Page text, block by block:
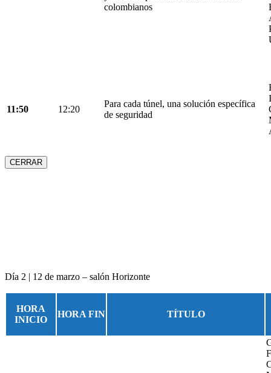
colombianos
11:50 12:20
Para cada túnel, una solución específica
de seguridad
CERRAR
Día 2 | 12 de marzo – salón Horizonte
HORA
INICIO
HORA FIN TÍTULO